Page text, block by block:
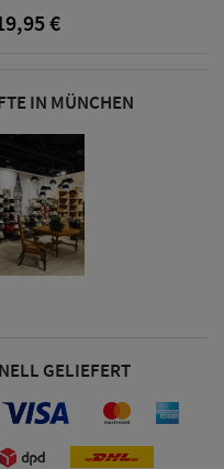
€
IN MÜNCHEN
GELIEFERT